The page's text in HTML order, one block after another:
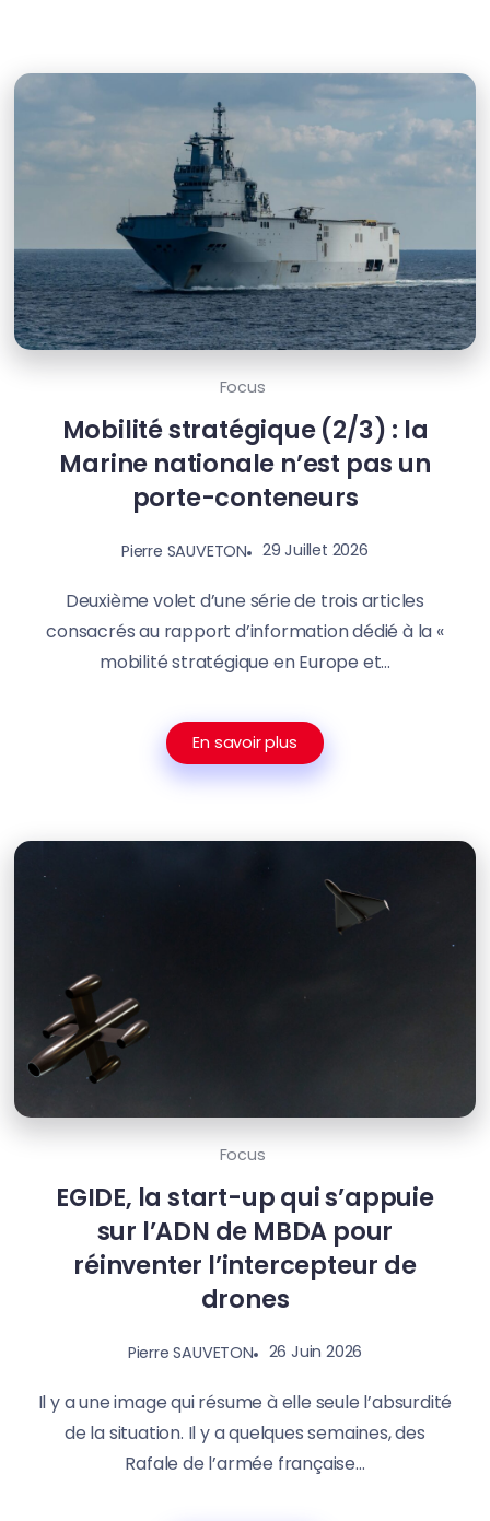
Focus
Mobilité stratégique (2/3) : la
Marine nationale n’est pas un
porte-conteneurs
Pierre SAUVETON 29 Juillet 2026
Deuxième volet d’une série de trois articles
consacrés au rapport d’information dédié à la «
mobilité stratégique en Europe et...
En savoir plus
Focus
EGIDE, la start-up qui s’appuie
sur l’ADN de MBDA pour
réinventer l’intercepteur de
drones
Pierre SAUVETON 26 Juin 2026
Il y a une image qui résume à elle seule l’absurdité
de la situation. Il y a quelques semaines, des
Rafale de l’armée française...